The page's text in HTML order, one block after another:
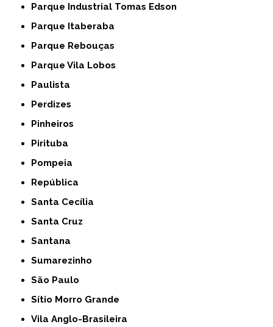
Parque Industrial Tomas Edson
Parque Itaberaba
Parque Rebouças
Parque Vila Lobos
Paulista
Perdizes
Pinheiros
Pirituba
Pompeia
República
Santa Cecília
Santa Cruz
Santana
Sumarezinho
São Paulo
Sítio Morro Grande
Vila Anglo-Brasileira